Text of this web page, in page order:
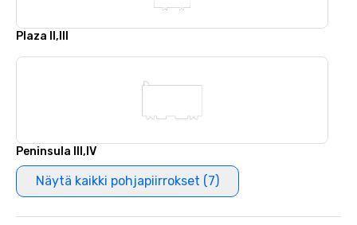
Plaza II,III
Peninsula III,IV
Näytä kaikki pohjapiirrokset (7)